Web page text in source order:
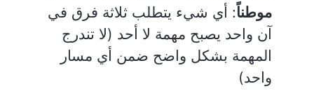
موطناً: أي شيء يتطلب ثلاثة فرق في
آن واحد يصبح مهمة لا أحد (لا تندرج
المهمة بشكل واضح ضمن أي مسار
واحد)